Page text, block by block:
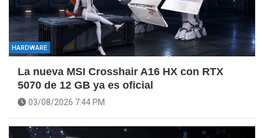
HARDWARE
La nueva MSI Crosshair A16 HX con RTX
5070 de 12 GB ya es oficial
03/08/2026 7:44 PM